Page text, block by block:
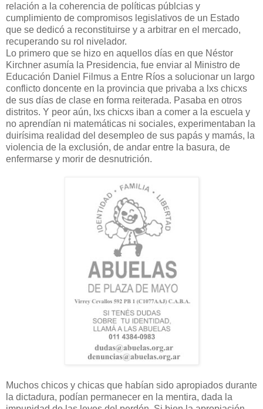
relación a la coherencia de políticas públcias y
cumplimiento de compromisos legislativos de un Estado
que se dedicó a reconstituirse y a arbitrar en el mercado,
recuperando su rol nivelador.
Lo primero que se hizo en aquellos días en que Néstor
Kirchner asumía la Presidencia, fue enviar al Ministro de
Educación Daniel Filmus a Entre Ríos a solucionar un largo
conflicto doncente en la provincia que privaba a lxs chicxs
de sus días de clase en forma reiterada. Pasaba en otros
distritos. Y peor aún, lxs chicxs iban a comer a la escuela y
no aprendían ni matemáticas ni sociales, experimentaban la
duirísima realidad del desempleo de sus papás y mamás, la
violencia de la exclusión, de andar entre la basura, de
enfermarse y morir de desnutrición.
Muchos chicos y chicas que habían sido apropiados durante
la dictadura, podían permanecer en la mentira, dada la